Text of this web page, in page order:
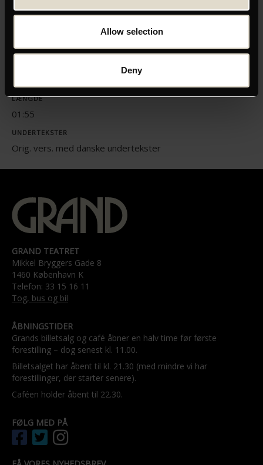
Allow selection
Deny
TFD 25: Riefenstahl
LÆNGDE
01:55
UNDERTEKSTER
Orig. vers. med danske undertekster
GRAND TEATRET
Mikkel Bryggers Gade 8
1460 København K
Telefon: 33 15 16 11
Tog, bus og bil
ÅBNINGSTIDER
Grands billetsalg og café åbner en halv time før første
forestilling – dog senest kl. 11.00.
Billetsalget har åbent til kl. 21.30 (med mindre vi har
forestillinger, der starter senere).
Caféen holder åbent til 22.30.
FØLG MED PÅ